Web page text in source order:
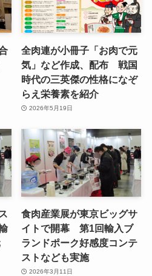
全肉連が小冊子「お肉で元
気」など作成、配布 戦国
時代の三英傑の性格になぞ
らえ栄養素を紹介
2026年5月19日
食肉産業展が東京ビッグサ
イトで開幕 第1回輸入ブ
ランドポーク好感度コンテ
ストなども実施
2026年3月11日